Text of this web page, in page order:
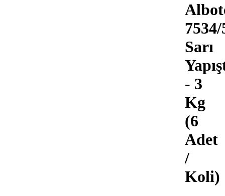
7534/
Sarı
- 3
Kg
(6
Adet
/
Koli)